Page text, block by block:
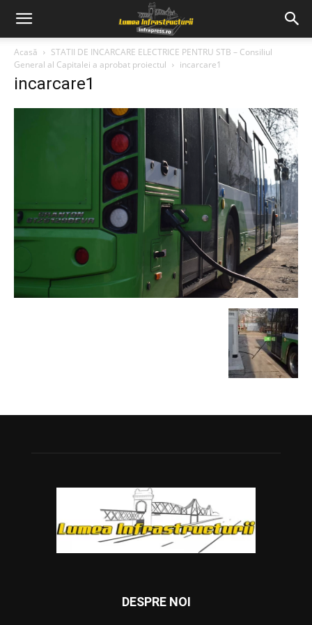
Acasă
STATII DE INCARCARE ELECTRICE PENTRU STB – Consiliul
General al Capitalei a aprobat proiectul
incarcare1
incarcare1
DESPRE NOI